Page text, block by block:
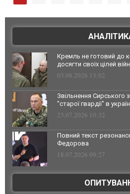
Кремль не готовий до
досягти своїх цілей
03.08.2026 13:02
Звільнення Сирського
"старої гвардії" в
23.07.2026 10:32
Повний текст
Федорова
18.07.2026 09:27